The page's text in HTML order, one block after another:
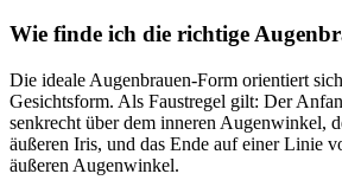
Wie finde ich die richtige
Die ideale Augenbrauen-Form orientiert
Gesichtsform. Als Faustregel gilt: Der
senkrecht über dem inneren Augenwinkel,
äußeren Iris, und das Ende auf einer Linie
äußeren Augenwinkel.